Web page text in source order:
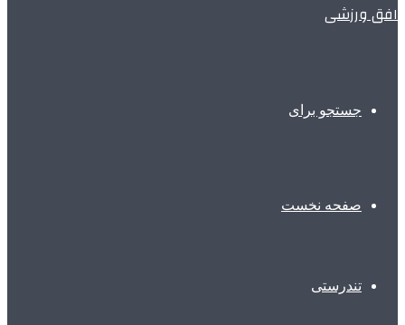
افق ورزشی
جستجو برای
صفحه نخست
تندرستی